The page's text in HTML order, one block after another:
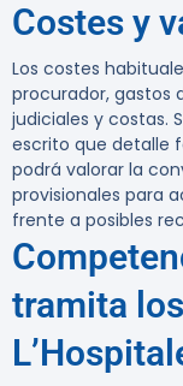
Costes y
Los costes
procurador, gastos
judiciales y costas.
escrito que detalle
podrá valorar la
provisionales para
frente a posibles
tramita